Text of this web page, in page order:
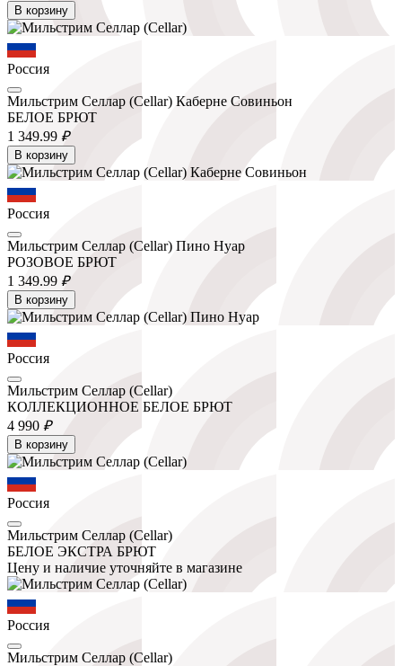
В корзину
Россия
Мильстрим Селлар (Cellar) Каберне Совиньон
БЕЛОЕ БРЮТ
1 349.99 ₽
В корзину
Россия
Мильстрим Селлар (Cellar) Пино Нуар
РОЗОВОЕ БРЮТ
1 349.99 ₽
В корзину
Россия
Мильстрим Селлар (Cellar)
КОЛЛЕКЦИОННОЕ БЕЛОЕ БРЮТ
4 990 ₽
В корзину
Россия
Мильстрим Селлар (Cellar)
БЕЛОЕ ЭКСТРА БРЮТ
Цену и наличие уточняйте в магазине
Россия
Мильстрим Селлар (Cellar)